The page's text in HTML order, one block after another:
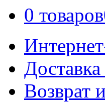
0 товаров
Возврат